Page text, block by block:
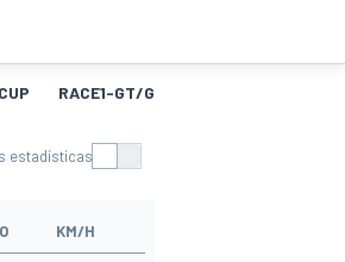
RACE1-GT/GTA/GT-CUP
estadísticas
KM/H